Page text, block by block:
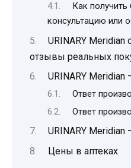
Как получить
консультацию или
URINARY
отзывы реальных
URINARY Meridian
Ответ
Ответ
URINARY
Цены в аптеках